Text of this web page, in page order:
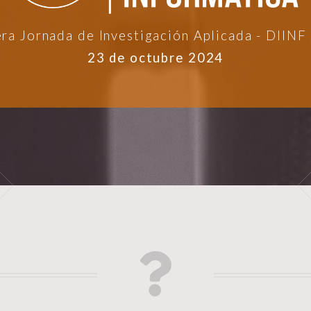
Jornada de Investigación Aplicada -
23 de octubre 2024